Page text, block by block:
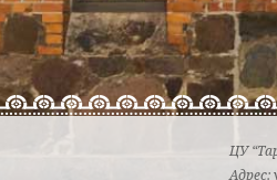
ЦУ
Адрес: